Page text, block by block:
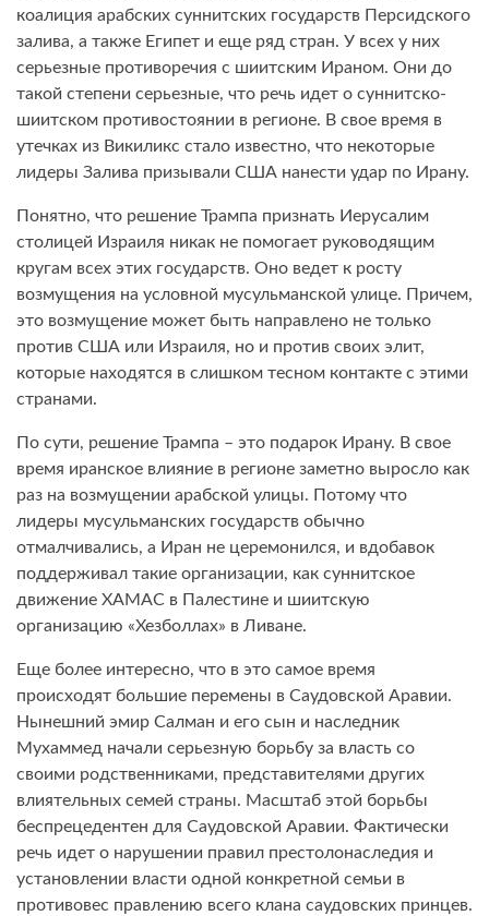
коалиция арабских суннитских государств Персидского
залива, а также Египет и еще ряд стран. У всех у них
серьезные противоречия с шиитским Ираном. Они до
такой степени серьезные, что речь идет о суннитско-
шиитском противостоянии в регионе. В свое время в
утечках из Викиликс стало известно, что некоторые
лидеры Залива призывали США нанести удар по Ирану.
Понятно, что решение Трампа признать Иерусалим
столицей Израиля никак не помогает руководящим
кругам всех этих государств. Оно ведет к росту
возмущения на условной мусульманской улице. Причем,
это возмущение может быть направлено не только
против США или Израиля, но и против своих элит,
которые находятся в слишком тесном контакте с этими
странами.
По сути, решение Трампа – это подарок Ирану. В свое
время иранское влияние в регионе заметно выросло как
раз на возмущении арабской улицы. Потому что
лидеры мусульманских государств обычно
отмалчивались, а Иран не церемонился, и вдобавок
поддерживал такие организации, как суннитское
движение ХАМАС в Палестине и шиитскую
организацию «Хезболлах» в Ливане.
Еще более интересно, что в это самое время
происходят большие перемены в Саудовской Аравии.
Нынешний эмир Салман и его сын и наследник
Мухаммед начали серьезную борьбу за власть со
своими родственниками, представителями других
влиятельных семей страны. Масштаб этой борьбы
беспрецедентен для Саудовской Аравии. Фактически
речь идет о нарушении правил престолонаследия и
установлении власти одной конкретной семьи в
противовес правлению всего клана саудовских принцев.